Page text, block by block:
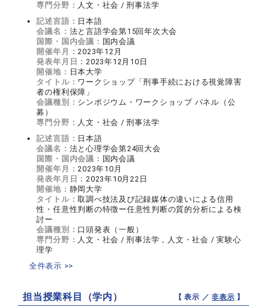
専門分野： 人文・社会 / 刑事法学
記述言語： 日本語
会議名： 法と言語学会第15回年次大会
国際・国内会議： 国内会議
開催年月：2023年12月
発表年月日：2023年12月10日
開催地： 日本大学
タイトル： ワークショップ「刑事手続における視覚障害
者の権利保障」
会議種別： シンポジウム・ワークショップ パネル（公
募）
専門分野： 人文・社会 / 刑事法学
記述言語： 日本語
会議名： 法と心理学会第24回大会
国際・国内会議： 国内会議
開催年月：2023年10月
発表年月日：2023年10月22日
開催地： 静岡大学
タイトル：取調べ技法及び記録媒体の違いによる信用
性・任意性判断の特徴ー任意性判断の質的分析による検
討ー
会議種別： 口頭発表（一般）
専門分野： 人文・社会 / 刑事法学，人文・社会 / 実験心
理学
全件表示 >>
担当授業科目（学内） 【 表示 ／非表示 】